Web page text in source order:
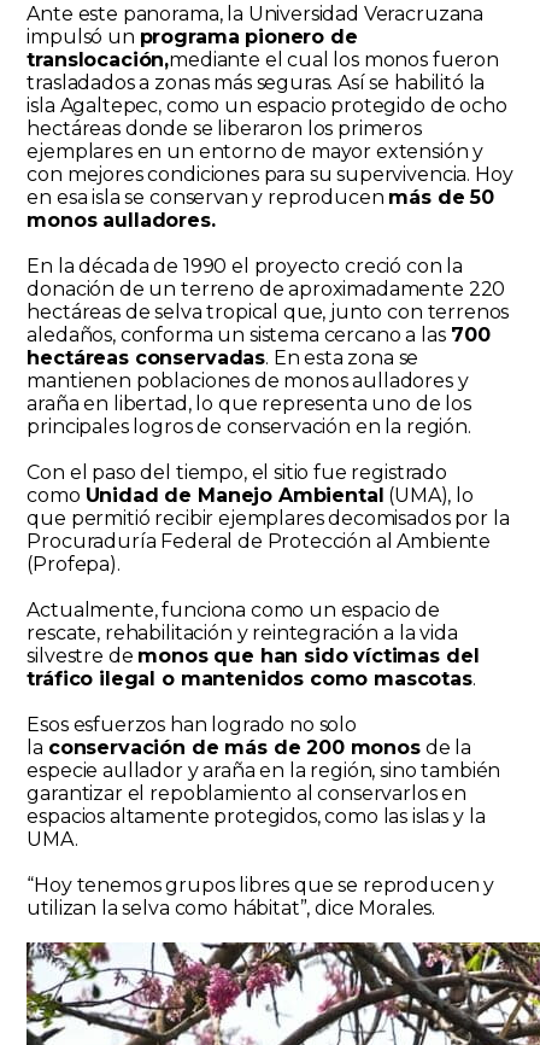
Ante este panorama, la Universidad Veracruzana
impulsó un programa pionero de
translocación,mediante el cual los monos fueron
trasladados a zonas más seguras. Así se habilitó la
isla Agaltepec, como un espacio protegido de ocho
hectáreas donde se liberaron los primeros
ejemplares en un entorno de mayor extensión y
con mejores condiciones para su supervivencia. Hoy
en esa isla se conservan y reproducen más de 50
monos aulladores.
En la década de 1990 el proyecto creció con la
donación de un terreno de aproximadamente 220
hectáreas de selva tropical que, junto con terrenos
aledaños, conforma un sistema cercano a las700
hectáreas conservadas. En esta zona se
mantienen poblaciones de monos aulladores y
araña en libertad, lo que representa uno de los
principales logros de conservación en la región.
Con el paso del tiempo, el sitio fue registrado
como Unidad de Manejo Ambiental (UMA), lo
que permitió recibir ejemplares decomisados por la
Procuraduría Federal de Protección al Ambiente
(Profepa).
Actualmente, funciona como un espacio de
rescate, rehabilitación y reintegración a la vida
silvestre de monos que han sido víctimas del
tráfico ilegal o mantenidos como mascotas.
Esos esfuerzos han logrado no solo
la conservación de más de 200 monosde la
especie aullador y araña en la región, sino también
garantizar el repoblamiento al conservarlos en
espacios altamente protegidos, como las islas y la
UMA.
“Hoy tenemos grupos libres que se reproducen y
utilizan la selva como hábitat”, dice Morales.